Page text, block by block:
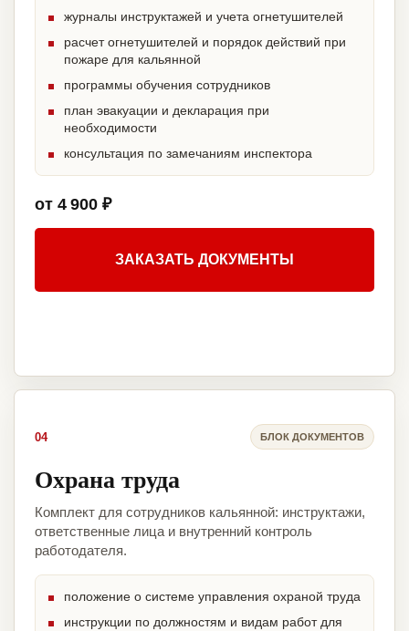
журналы инструктажей и учета огнетушителей
расчет огнетушителей и порядок действий при
пожаре для кальянной
программы обучения сотрудников
план эвакуации и декларация при
необходимости
консультация по замечаниям инспектора
от 4 900 ₽
ЗАКАЗАТЬ ДОКУМЕНТЫ
04 БЛОК ДОКУМЕНТОВ
Охрана труда
Комплект для сотрудников кальянной: инструктажи,
ответственные лица и внутренний контроль
работодателя.
положение о системе управления охраной труда
инструкции по должностям и видам работ для